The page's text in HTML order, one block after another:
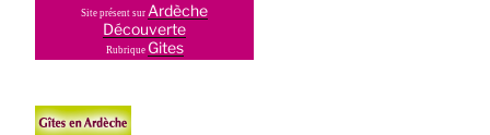
Site présent sur Ardèche
Découverte
Rubrique Gites